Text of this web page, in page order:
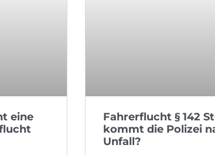
eine
Fahrerflucht § 142
kommt die Polizei
Unfall?